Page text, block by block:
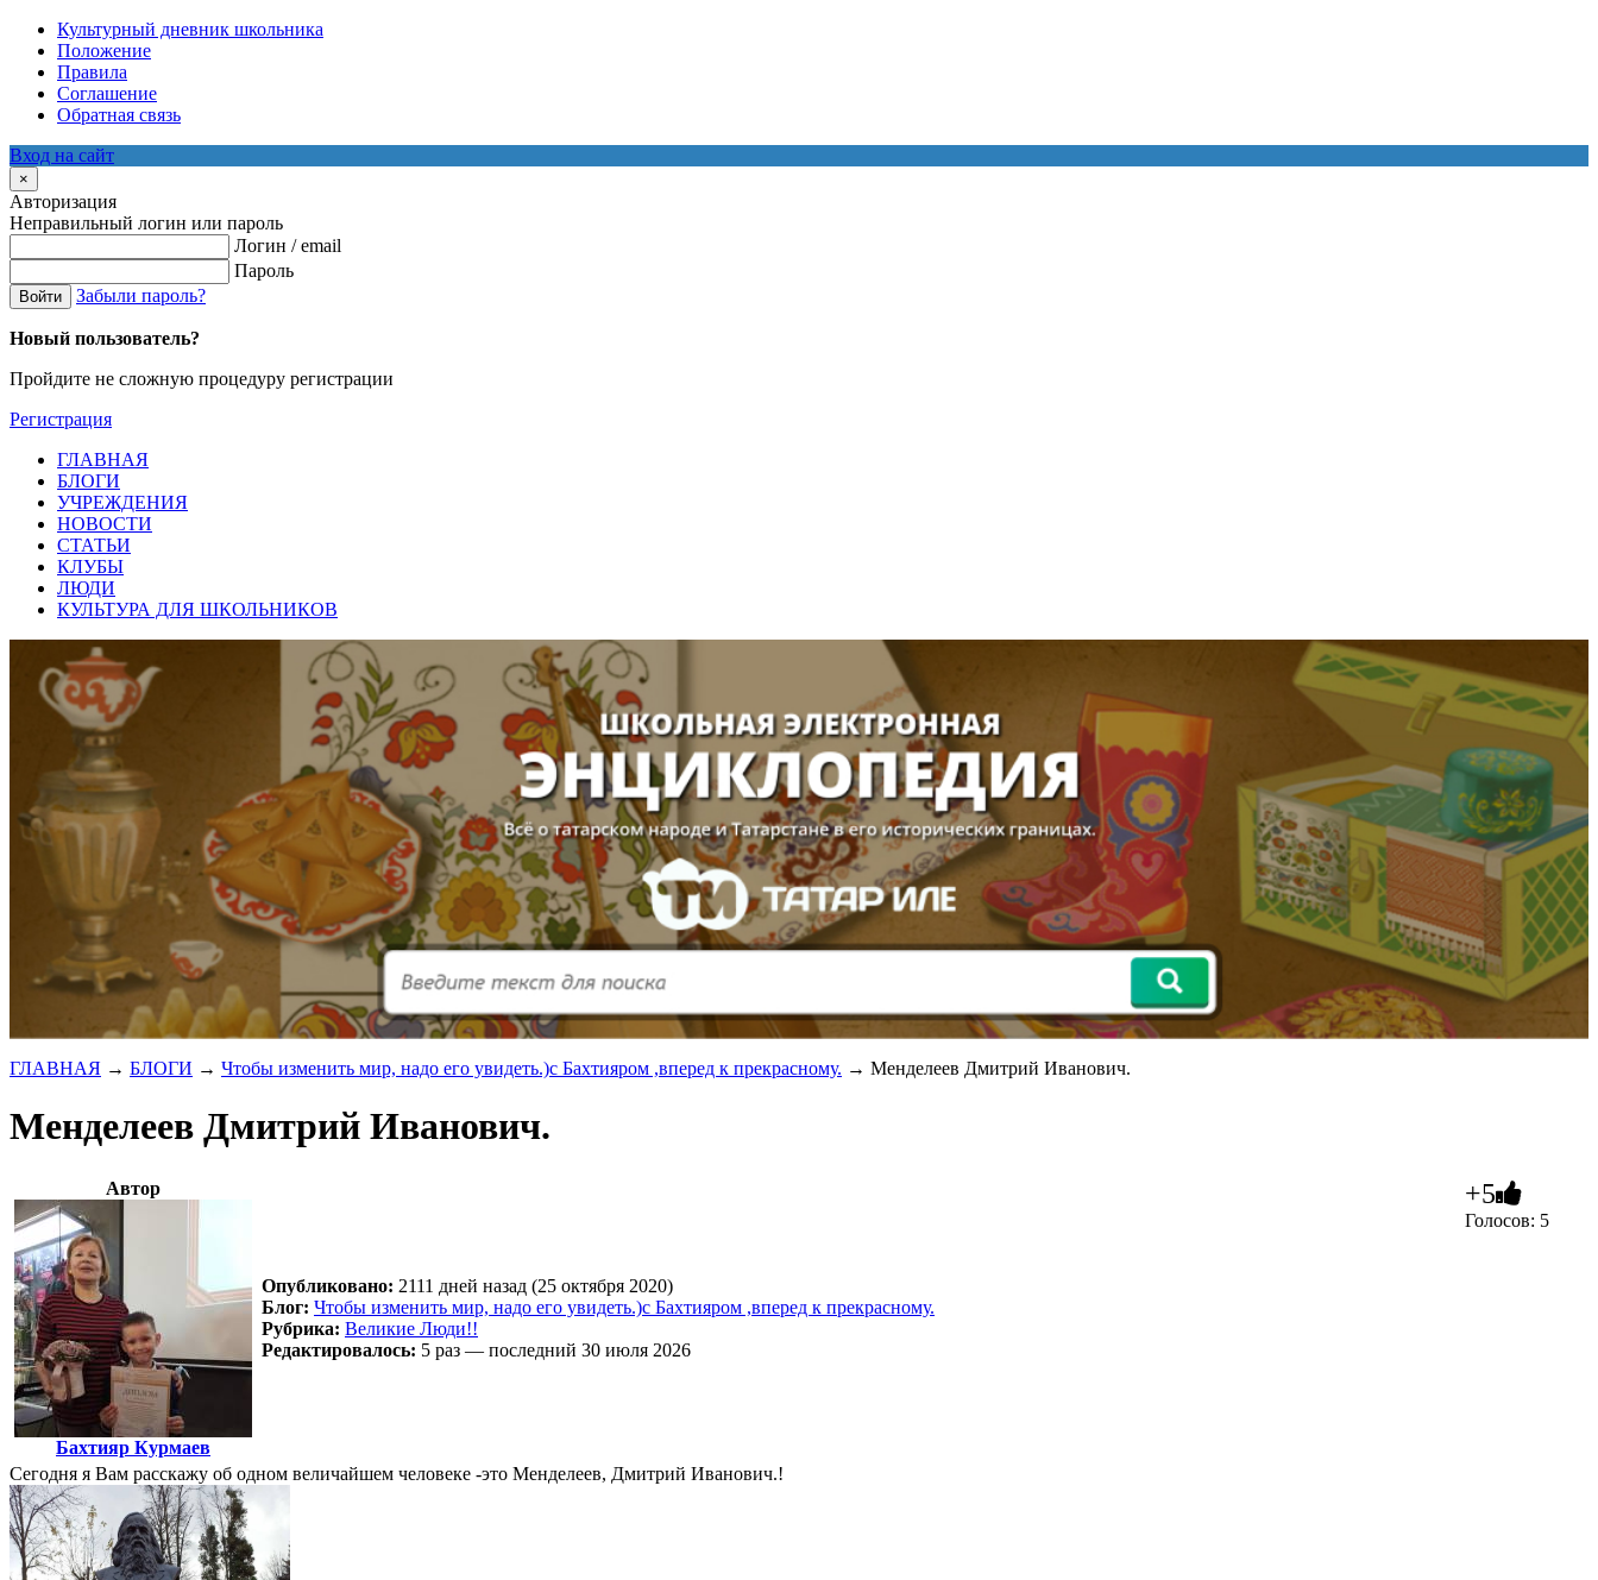
Культурный дневник школьника
Положение
Правила
Соглашение
Обратная связь
Вход на сайт
×
Авторизация
Неправильный логин или пароль
Логин / email
Пароль
Войти Забыли пароль?
Новый пользователь?
Пройдите не сложную процедуру регистрации
Регистрация
ГЛАВНАЯ
БЛОГИ
УЧРЕЖДЕНИЯ
НОВОСТИ
СТАТЬИ
КЛУБЫ
ЛЮДИ
КУЛЬТУРА ДЛЯ ШКОЛЬНИКОВ
ГЛАВНАЯ → БЛОГИ → Чтобы изменить мир, надо его увидеть.)с Бахтияром ,вперед к прекрасному. → Менделеев Дмитрий Иванович.
Менделеев Дмитрий Иванович.
Автор
Бахтияр Курмаев
Опубликовано: 2111 дней назад (25 октября 2020)
Блог: Чтобы изменить мир, надо его увидеть.)с Бахтияром ,вперед к прекрасному.
Рубрика: Великие Люди!!
Редактировалось: 5 раз — последний 30 июля 2026
+5
Голосов: 5
Сегодня я Вам расскажу об одном величайшем человеке -это Менделеев, Дмитрий Иванович.!